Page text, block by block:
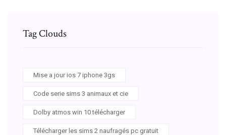
Tag Clouds
Mise a jour ios 7 iphone 3gs
Code serie sims 3 animaux et cie
Dolby atmos win 10 télécharger
Télécharger les sims 2 naufragés pc gratuit